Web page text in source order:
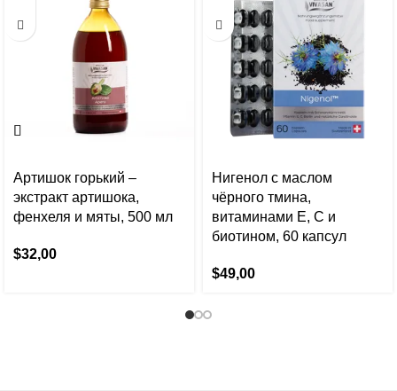
Артишок горький –
экстракт артишока,
фенхеля и мяты, 500 мл
$32,00
Нигенол с маслом
чёрного тмина,
витаминами E, C и
биотином, 60 капсул
$49,00